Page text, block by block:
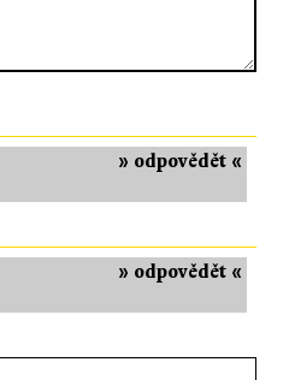
» odpovědět «
» odpovědět «